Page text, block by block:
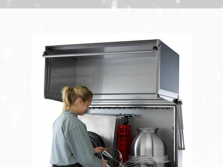
PETRINS
Qui sommes nous ?
SAV
Actualité